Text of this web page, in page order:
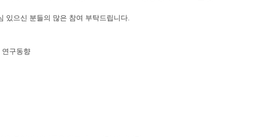
있으신 분들의 많은 참여 부탁드립니다.
연구동향